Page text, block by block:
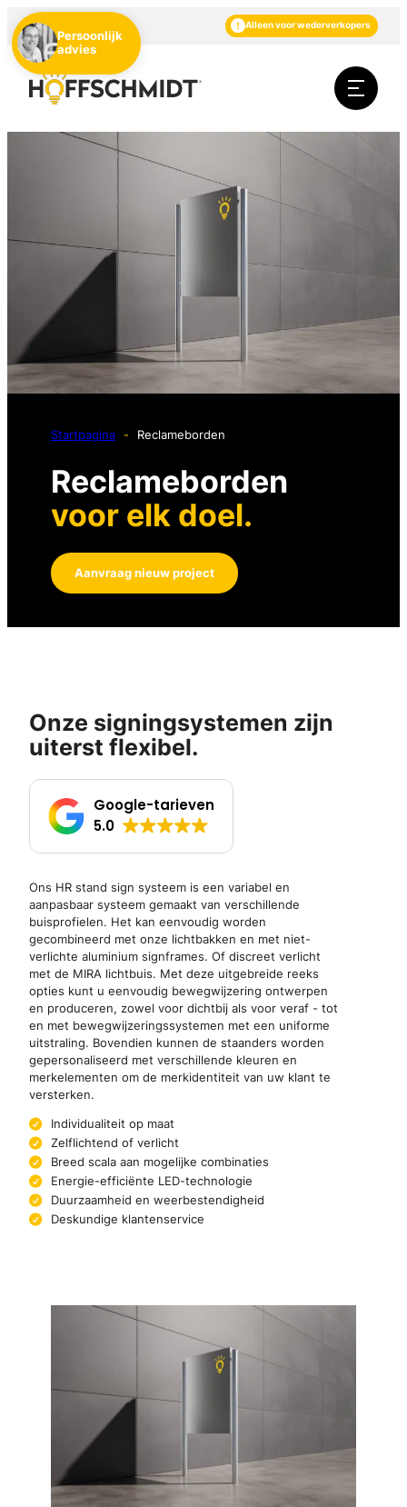
NL DE Alleen voor wederverkopers
Startpagina - Reclameborden
Reclameborden
voor elk doel.
Aanvraag nieuw project
Onze signingsystemen zijn
uiterst flexibel.
Google-tarieven
5.0
Ons HR stand sign systeem is een variabel en
aanpasbaar systeem gemaakt van verschillende
buisprofielen. Het kan eenvoudig worden
gecombineerd met onze lichtbakken en met niet-
verlichte aluminium signframes. Of discreet verlicht
met de MIRA lichtbuis. Met deze uitgebreide reeks
opties kunt u eenvoudig bewegwijzering ontwerpen
en produceren, zowel voor dichtbij als voor veraf - tot
en met bewegwijzeringssystemen met een uniforme
uitstraling. Bovendien kunnen de staanders worden
gepersonaliseerd met verschillende kleuren en
merkelementen om de merkidentiteit van uw klant te
versterken.
Individualiteit op maat
Zelflichtend of verlicht
Breed scala aan mogelijke combinaties
Energie-efficiënte LED-technologie
Duurzaamheid en weerbestendigheid
Deskundige klantenservice
Persoonlijk
advies